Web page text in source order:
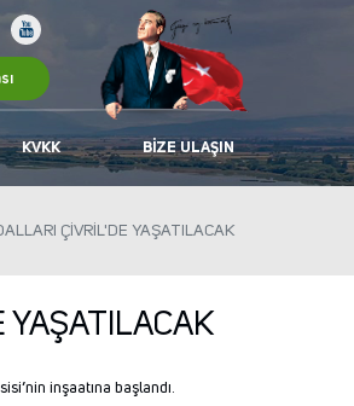
KVKK BIZE ULAŞIN
ÇİVRİL'DE YAŞATILACAK
YAŞATILACAK
inşaatına başlandı.